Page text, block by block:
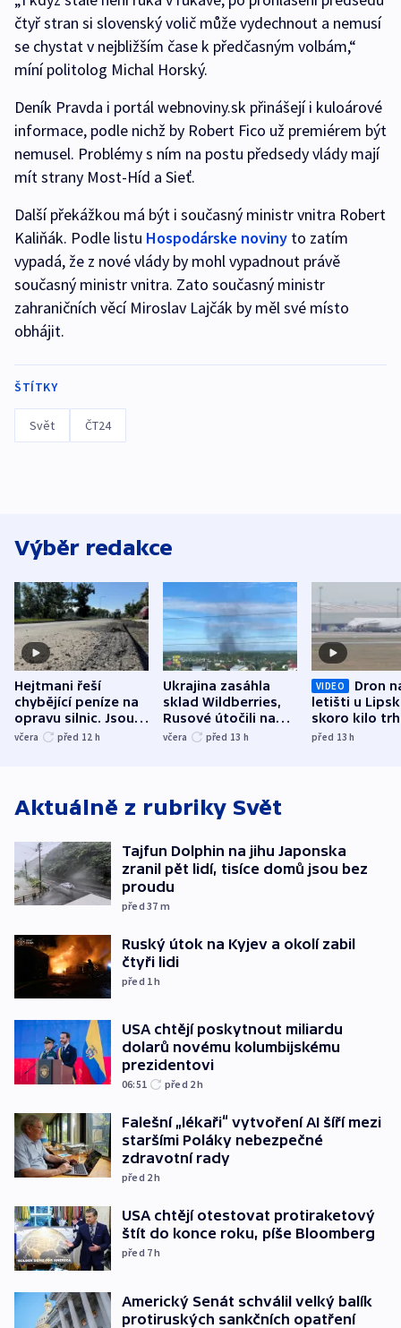
čtyř stran si slovenský volič může vydechnout a nemusí
se chystat v nejbližším čase k předčasným volbám,“
míní politolog Michal Horský.
Deník Pravda i portál webnoviny.sk přinášejí i kuloárové
informace, podle nichž by Robert Fico už premiérem být
nemusel. Problémy s ním na postu předsedy vlády mají
mít strany Most-Híd a Sieť.
Další překážkou má být i současný ministr vnitra Robert
Kaliňák. Podle listu Hospodárske noviny to zatím
vypadá, že z nové vlády by mohl vypadnout právě
současný ministr vnitra. Zato současný ministr
zahraničních věcí Miroslav Lajčák by měl své místo
obhájit.
ŠTÍTKY
Svět ČT24
Výběr redakce
Hejtmani řeší
chybějící peníze na
opravu silnic. Jsou
nenárokové, namítá
včera před 12 h
Ukrajina zasáhla
sklad Wildberries,
Rusové útočili na
trh, hasiče či
včera před 13 h
VIDEO
Dron
letišti u
skoro kilo
indicie
před 13h
Aktuálně z rubriky Svět
Tajfun Dolphin na jihu Japonska
zranil pět lidí, tisíce domů jsou bez
proudu
před 37 m
Ruský útok na Kyjev a okolí zabil
čtyři lidi
před 1h
USA chtějí poskytnout miliardu
dolarů novému kolumbijskému
prezidentovi
06:51 před 2h
Falešní „lékaři“ vytvoření AI šíří mezi
staršími Poláky nebezpečné
zdravotní rady
před 2h
USA chtějí otestovat protiraketový
štít do konce roku, píše Bloomberg
před 7h
Americký Senát schválil velký balík
protiruských sankčních opatření